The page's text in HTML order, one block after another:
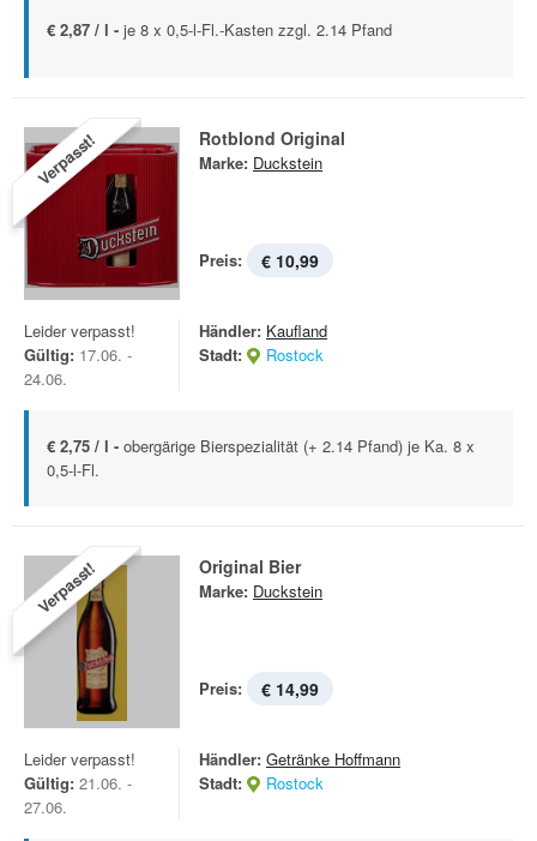
€ 2,87 / l - je 8 x 0,5-l-Fl.-Kasten zzgl. 2.14 Pfand
Verpasst! Rotblond Original
Marke: Duckstein
Preis: € 10,99
Leider verpasst!
Gültig: 17.06. -
24.06.
Händler: Kaufland
Stadt:
Rostock
€ 2,75 / l - obergärige Bierspezialität (+ 2.14 Pfand) je Ka. 8 x
0,5-l-Fl.
Verpasst! Original Bier
Marke: Duckstein
Preis: € 14,99
Leider verpasst!
Gültig: 21.06. -
27.06.
Händler: Getränke Hoffmann
Stadt:
Rostock